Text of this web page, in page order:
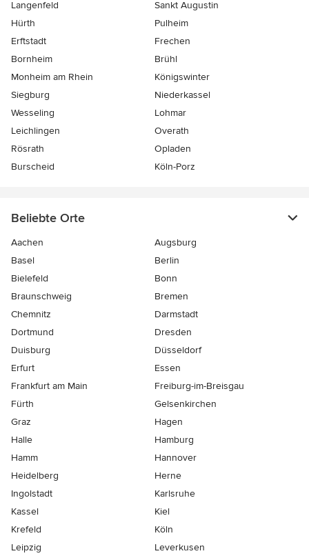
Langenfeld
Sankt Augustin
Hürth
Pulheim
Erftstadt
Frechen
Bornheim
Brühl
Monheim am Rhein
Königswinter
Siegburg
Niederkassel
Wesseling
Lohmar
Leichlingen
Overath
Rösrath
Opladen
Burscheid
Köln-Porz
Beliebte Orte
Aachen
Augsburg
Basel
Berlin
Bielefeld
Bonn
Braunschweig
Bremen
Chemnitz
Darmstadt
Dortmund
Dresden
Duisburg
Düsseldorf
Erfurt
Essen
Frankfurt am Main
Freiburg-im-Breisgau
Fürth
Gelsenkirchen
Graz
Hagen
Halle
Hamburg
Hamm
Hannover
Heidelberg
Herne
Ingolstadt
Karlsruhe
Kassel
Kiel
Krefeld
Köln
Leipzig
Leverkusen